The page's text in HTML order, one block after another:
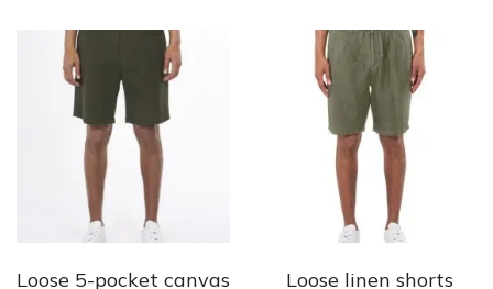
Loose 5-pocket canvas
Loose linen shorts